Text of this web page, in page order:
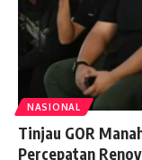
NASIONAL
Tinjau GOR
Percepatan